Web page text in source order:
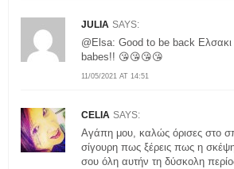
JULIA SAYS:
11/05/2021 AT 14:51
@Elsa: Good to be back
babes!! 😘😘😘😘
CELIA SAYS:
Aγάπη μου, καλώς όρισες στο
σίγουρη πως ξέρεις πως η
σου όλη αυτήν τη δύσκολη